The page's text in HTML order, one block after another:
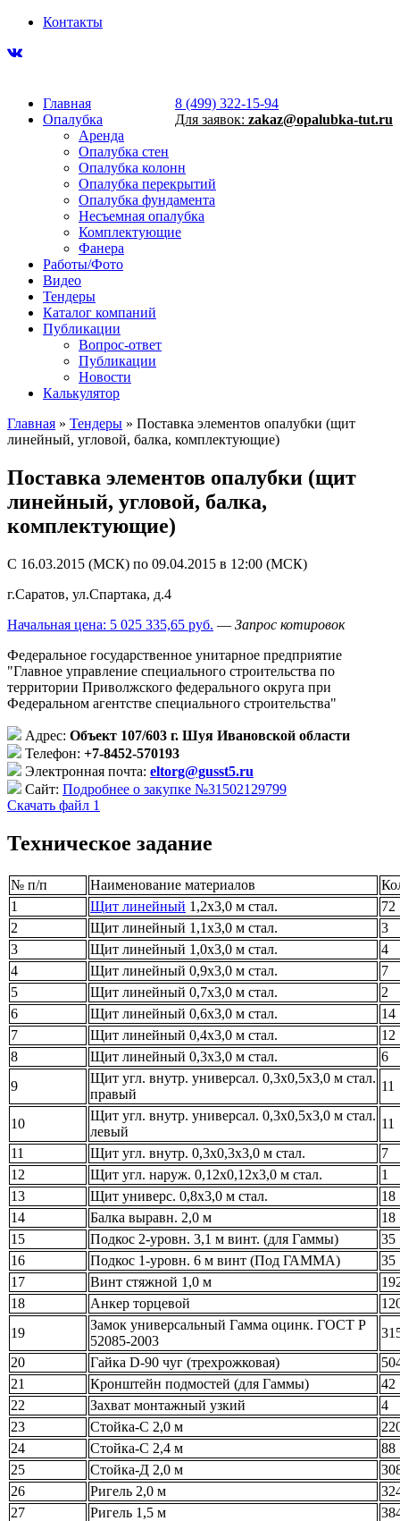
Контакты
8 (499) 322-15-94
Для заявок: zakaz@opalubka-tut.ru
Главная
Опалубка
Аренда
Опалубка стен
Опалубка колонн
Опалубка перекрытий
Опалубка фундамента
Несъемная опалубка
Комплектующие
Фанера
Работы/Фото
Видео
Тендеры
Каталог компаний
Публикации
Вопрос-ответ
Публикации
Новости
Калькулятор
Главная » Тендеры » Поставка элементов опалубки (щит
линейный, угловой, балка, комплектующие)
Поставка элементов опалубки (щит
линейный, угловой, балка,
комплектующие)
C 16.03.2015 (МСК) по 09.04.2015 в 12:00 (МСК)
г.Саратов, ул.Спартака, д.4
Начальная цена: 5 025 335,65 руб. — Запрос котировок
Федеральное государственное унитарное предприятие
"Главное управление специального строительства по
территории Приволжского федерального округа при
Федеральном агентстве специального строительства"
Адрес: Объект 107/603 г. Шуя Ивановской области
Телефон: +7-8452-570193
Электронная почта: eltorg@gusst5.ru
Сайт: Подробнее о закупке №31502129799
Скачать файл 1
Техническое задание
№ п/п Наименование материалов
1
Щит линейный 1,2х3,0 м стал.
72
2
Щит линейный 1,1х3,0 м стал.
3
3
Щит линейный 1,0х3,0 м стал.
4
4
Щит линейный 0,9х3,0 м стал.
7
5
Щит линейный 0,7х3,0 м стал.
2
6
Щит линейный 0,6х3,0 м стал.
14
7
Щит линейный 0,4х3,0 м стал.
12
8
Щит линейный 0,3х3,0 м стал.
6
9
Щит угл. внутр. универсал. 0,3х0,5х3,0 м стал.
правый
11
10
Щит угл. внутр. универсал. 0,3х0,5х3,0 м стал.
левый
11
11
Щит угл. внутр. 0,3х0,3х3,0 м стал.
7
12
Щит угл. наруж. 0,12х0,12х3,0 м стал.
1
13
Щит универс. 0,8х3,0 м стал.
18
14
Балка выравн. 2,0 м
18
15
Подкос 2-уровн. 3,1 м винт. (для Гаммы)
35
16
Подкос 1-уровн. 6 м винт (Под ГАММА)
35
17
Винт стяжной 1,0 м
18
Анкер торцевой
19
Замок универсальный Гамма оцинк. ГОСТ Р
52085-2003
20
Гайка D-90 чуг (трехрожковая)
21
Кронштейн подмостей (для Гаммы)
42
22
Захват монтажный узкий
4
23
Стойка-С 2,0 м
24
Стойка-С 2,4 м
88
25
Стойка-Д 2,0 м
26
Ригель 2,0 м
27
Ригель 1,5 м